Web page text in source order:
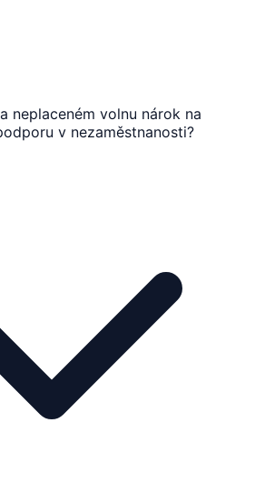
neplaceném volnu nárok na
v nezaměstnanosti?